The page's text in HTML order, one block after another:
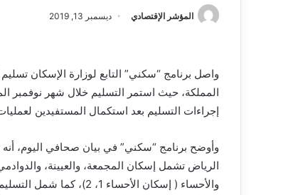
المؤشر الإقتصادي ديسمبر 13, 2019
واصل برنامج “سكني” التابع لوزارة الإسكان
إجراءات التسليم بعد استكمال المستفيدين